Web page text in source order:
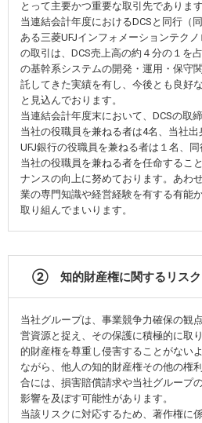
とって主要かつ重要な取引先であります
当連結会計年度におけるDCSと同行（
ある三菱UFJインフォメーションテク
の取引は、DCS売上高の約４分の１を
の基幹系システムの開発・運用・保守
託してきた実績を有し、今後とも良好
と見込んでおります。
当連結会計年度末において、DCSの取
当社の役職員を兼ねる者は4名、当社
UFJ銀行の役職員を兼ねる者は１名、同
当社の役職員を兼ねる者を任命するこ
ナンスの向上に努めております。あわ
業の専門知識や経営経験を有する有能
取り組んでまいります。
② 知的財産権に関するリスク
当社グループは、事業競争力確保の観
営資源と捉え、その保護に積極的に取
的財産権を尊重し侵害することがない
ながら、他人の知的財産権その他の権
合には、損害賠償請求や当社グループ
影響を及ぼす可能性があります。
当該リスクに対応するため、著作権に